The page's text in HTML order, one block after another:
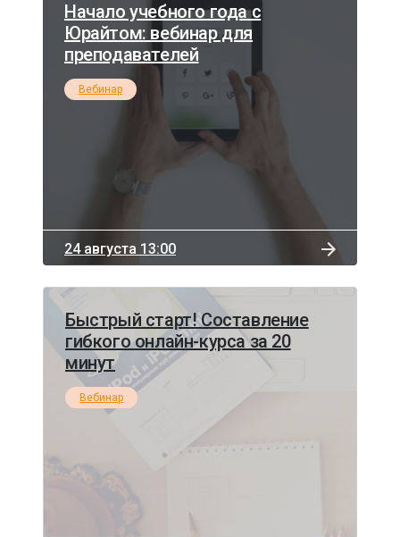
Начало учебного года с
Юрайтом: вебинар для
преподавателей
Вебинар
24 августа 13:00
Быстрый старт! Составление
гибкого онлайн-курса за 20
минут
Вебинар